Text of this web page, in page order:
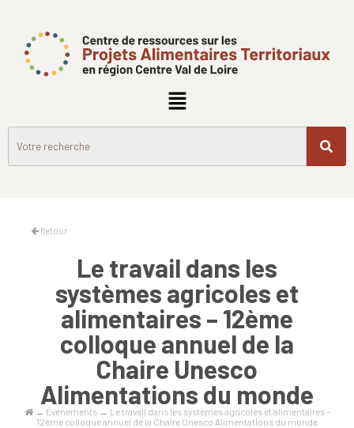
Retour
Le travail dans les
systèmes agricoles et
alimentaires – 12ème
colloque annuel de la
Chaire Unesco
Alimentations du monde
→ Évènements→ Le travail dans les systèmes agricoles et alimentaires –
12ème colloque annuel de la Chaire Unesco Alimentations du monde